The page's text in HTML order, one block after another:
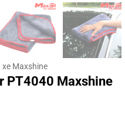
xe Maxshine
PT4040 Maxshine